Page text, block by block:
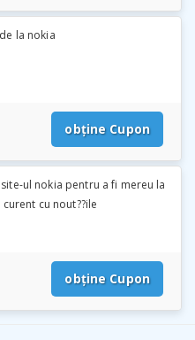
la nokia
obține Cupon
ul nokia pentru a fi mereu la
curent cu nout??ile
obține Cupon